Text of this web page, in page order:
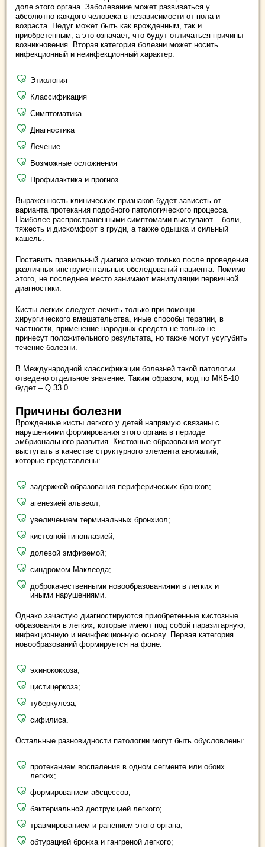
доле этого органа. Заболевание может развиваться у
абсолютно каждого человека в независимости от пола и
возраста. Недуг может быть как врожденным, так и
приобретенным, а это означает, что будут отличаться причины
возникновения. Вторая категория болезни может носить
инфекционный и неинфекционный характер.
Этиология
Классификация
Симптоматика
Диагностика
Лечение
Возможные осложнения
Профилактика и прогноз
Выраженность клинических признаков будет зависеть от
варианта протекания подобного патологического процесса.
Наиболее распространенными симптомами выступают – боли,
тяжесть и дискомфорт в груди, а также одышка и сильный
кашель.
Поставить правильный диагноз можно только после проведения
различных инструментальных обследований пациента. Помимо
этого, не последнее место занимают манипуляции первичной
диагностики.
Кисты легких следует лечить только при помощи
хирургического вмешательства, иные способы терапии, в
частности, применение народных средств не только не
принесут положительного результата, но также могут усугубить
течение болезни.
В Международной классификации болезней такой патологии
отведено отдельное значение. Таким образом, код по МКБ-10
будет – Q 33.0.
Причины болезни
Врожденные кисты легкого у детей напрямую связаны с
нарушениями формирования этого органа в периоде
эмбрионального развития. Кистозные образования могут
выступать в качестве структурного элемента аномалий,
которые представлены:
задержкой образования периферических бронхов;
агенезией альвеол;
увеличением терминальных бронхиол;
кистозной гипоплазией;
долевой эмфиземой;
синдромом Маклеода;
доброкачественными новообразованиями в легких и
иными нарушениями.
Однако зачастую диагностируются приобретенные кистозные
образования в легких, которые имеют под собой паразитарную,
инфекционную и неинфекционную основу. Первая категория
новообразований формируется на фоне:
эхинококкоза;
цистицеркоза;
туберкулеза;
сифилиса.
Остальные разновидности патологии могут быть обусловлены:
протеканием воспаления в одном сегменте или обоих
легких;
формированием абсцессов;
бактериальной деструкцией легкого;
травмированием и ранением этого органа;
обтурацией бронха и гангреной легкого;